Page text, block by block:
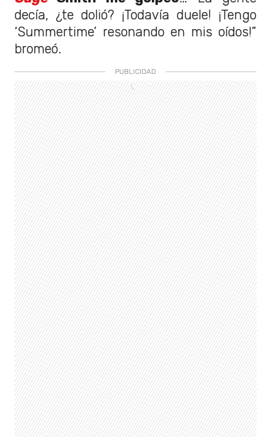
decía, ¿te dolió? ¡Todavía duele! ¡Tengo
‘Summertime’ resonando en mis oídos!”
bromeó.